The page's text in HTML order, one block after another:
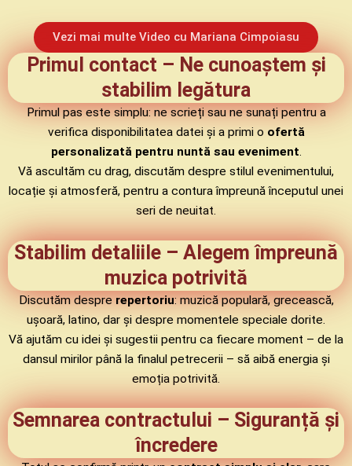
Vezi mai multe Video cu Mariana Cimpoiasu
Primul contact – Ne cunoaștem și
stabilim legătura
Primul pas este simplu: ne scrieți sau ne sunați pentru a
verifica disponibilitatea datei și a primi o ofertă
personalizată pentru nuntă sau eveniment.
Vă ascultăm cu drag, discutăm despre stilul evenimentului,
locație și atmosferă, pentru a contura împreună începutul unei
seri de neuitat.
Stabilim detaliile – Alegem împreună
muzica potrivită
Discutăm desprerepertoriu: muzică populară, grecească,
ușoară, latino, dar și despre momentele speciale dorite.
Vă ajutăm cu idei și sugestii pentru ca fiecare moment – de la
dansul mirilor până la finalul petrecerii – să aibă energia și
emoția potrivită.
Semnarea contractului – Siguranță și
încredere